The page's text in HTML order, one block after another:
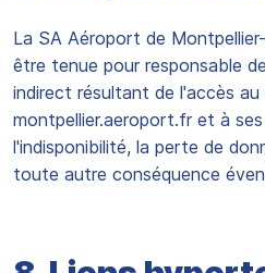
La SA Aéroport de
être tenue pour responsable
indirect résultant de l'accès au
montpellier.aeroport.fr et à
l'indisponibilité, la perte de
toute autre conséquence